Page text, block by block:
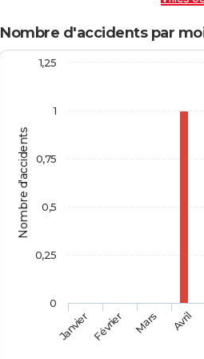
Nombre d'accidents par
Nombre d'accidents
JanvierFévrier Mars Avril
0
1
0,25
0,5
0,75
1,25